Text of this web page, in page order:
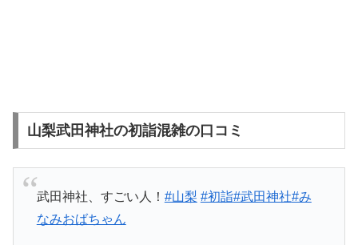
山梨武田神社の初詣混雑の口コミ
武田神社、すごい人！ #山梨 #初詣#武田神社#み
なみおばちゃん